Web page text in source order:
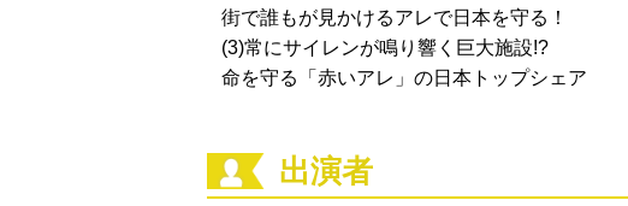
街で誰もが見かけるアレで日本を守る！
(3)常にサイレンが鳴り響く巨大施設!?
命を守る「赤いアレ」の日本トップシェア
出演者